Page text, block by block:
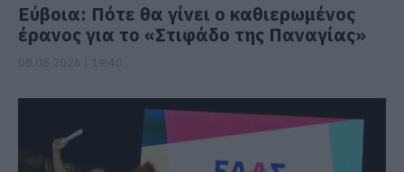
Εύβοια: Πότε θα γίνει ο καθιερωμένος
έρανος για το «Στιφάδο της Παναγίας»